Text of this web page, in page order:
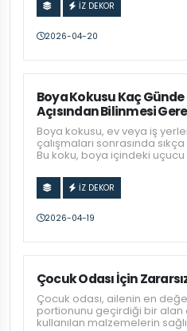
İZ DEKOR
2026-04-20
Boya Kokusu Kaç Günde
Açısından Bilinmesi
Boya kokusu, ev veya iş
çalışmaları sonrasında
Bu koku, boya içindeki
İZ DEKOR
2026-04-19
Çocuk Odası İçin
Çocuk odası, ailenin en
portionunu geçirdiği bir
kullanılan malzemelerin